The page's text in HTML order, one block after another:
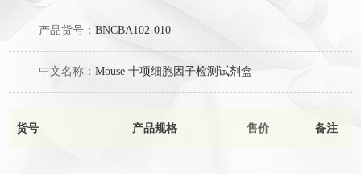
产品货号： BNCBA102-010
中文名称： Mouse 十项细胞因子检测试剂盒
货号 产品规格 售价 备注